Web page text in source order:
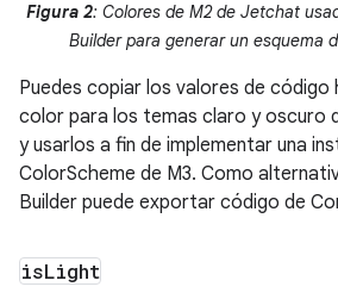
Figura 2: Colores de M2 de Jetchat
Builder para generar un esquema
Puedes copiar los valores de código
color para los temas claro y oscuro
y usarlos a fin de implementar una
ColorScheme de M3. Como
Builder puede exportar código de
isLight